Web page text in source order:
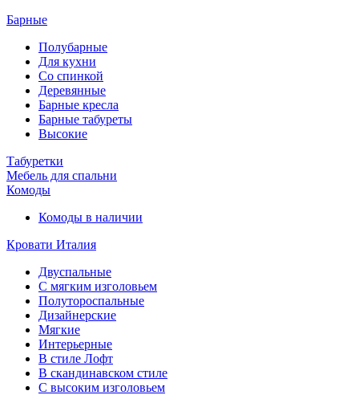
Барные
Полубарные
Для кухни
Со спинкой
Деревянные
Барные кресла
Барные табуреты
Высокие
Табуретки
Мебель для спальни
Комоды
Комоды в наличии
Кровати Италия
Двуспальные
С мягким изголовьем
Полутороспальные
Дизайнерские
Мягкие
Интерьерные
В стиле Лофт
В скандинавском стиле
С высоким изголовьем